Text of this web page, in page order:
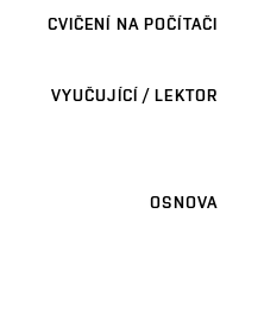
CVIČENÍ NA POČÍTAČI
VYUČUJÍCÍ / LEKTOR
OSNOVA